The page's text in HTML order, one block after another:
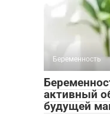
Беременность
активный
будущей